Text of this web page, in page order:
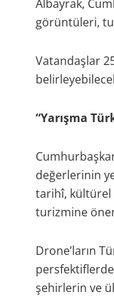
Albayrak,
görüntüleri,
Vatandaşlar
“Yarışma
değerlerinin
tarihî, kültürel
turizmine
Drone’ların
şehirlerin ve